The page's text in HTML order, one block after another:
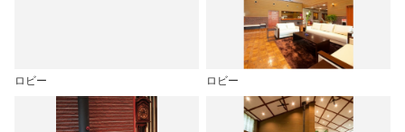
ロビー ロビー